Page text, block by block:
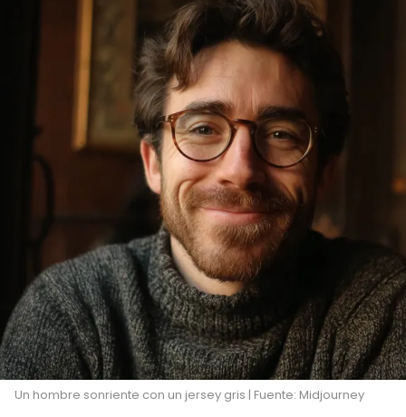
Un hombre sonriente con un jersey gris | Fuente: Midjourney